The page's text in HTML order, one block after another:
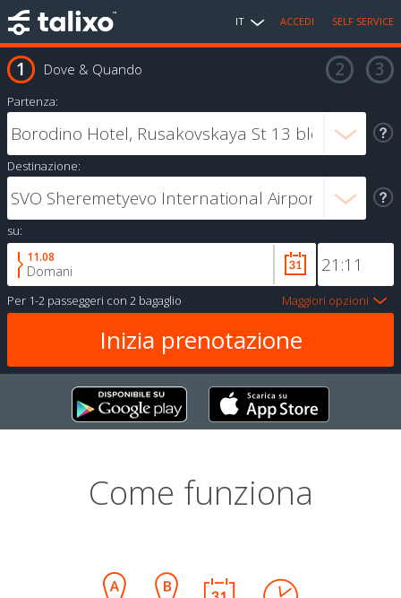
IT ACCEDI SELF SERVICE
Dove & Quando
Partenza:
Destinazione:
su:
11.08
Domani
Per 1-2 passeggeri con 2 bagaglio Maggiori opzioni
Come funziona